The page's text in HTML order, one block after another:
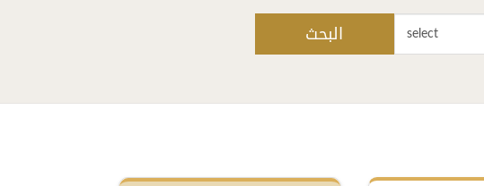
select البحث